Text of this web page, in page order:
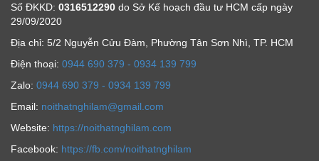
Số ĐKKD: 0316512290 do Sở Kế hoạch đầu tư HCM cấp ngày
29/09/2020
Địa chỉ: 5/2 Nguyễn Cửu Đàm, Phường Tân Sơn Nhì, TP. HCM
Ðiện thoại: 0944 690 379 - 0934 139 799
Zalo: 0944 690 379 - 0934 139 799
Email: noithatnghilam@gmail.com
Website: https://noithatnghilam.com
Facebook: https://fb.com/noithatnghilam